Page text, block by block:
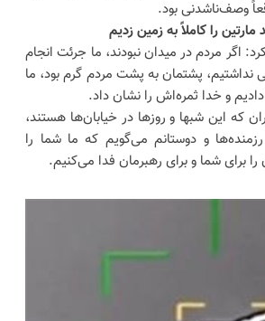
وصف‌ناشدنی بود.
را کاملاً به زمین زدیم
اگر مردم در میدان نبودند، ما جرئت انجام
نداشتیم، پشتمان به پشت مردم گرم بود، ما
و خدا ثمره‌اش را نشان داد.
که این شبها و روزها در خیابان‌ها هستند،
و دوستانم می‌گویم که ما شما را
برای شما و برای رهبرمان فدا می‌کنیم.